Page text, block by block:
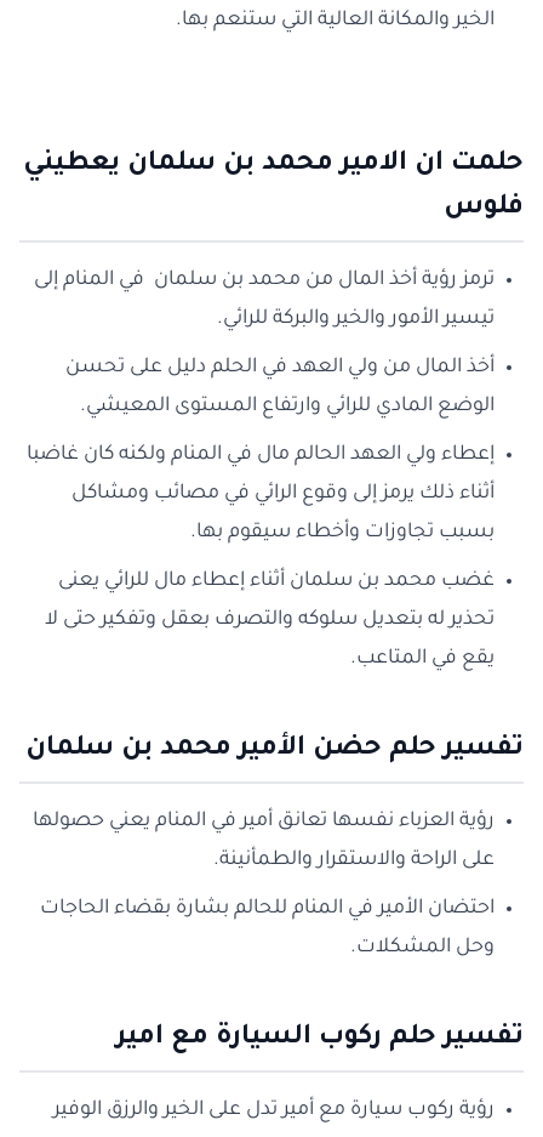
الخير والمكانة العالية التي ستنعم بها.
حلمت ان الامير محمد بن سلمان يعطيني
فلوس
ترمز رؤية أخذ المال من محمد بن سلمان في المنام إلى
تيسير الأمور والخير والبركة للرائي.
أخذ المال من ولي العهد في الحلم دليل على تحسن
الوضع المادي للرائي وارتفاع المستوى المعيشي.
إعطاء ولي العهد الحالم مال في المنام ولكنه كان غاضبا
أثناء ذلك يرمز إلى وقوع الرائي في مصائب ومشاكل
بسبب تجاوزات وأخطاء سيقوم بها.
غضب محمد بن سلمان أثناء إعطاء مال للرائي يعنى
تحذير له بتعديل سلوكه والتصرف بعقل وتفكير حتى لا
يقع في المتاعب.
تفسير حلم حضن الأمير محمد بن سلمان
رؤية العزباء نفسها تعانق أمير في المنام يعني حصولها
على الراحة والاستقرار والطمأنينة.
احتضان الأمير في المنام للحالم بشارة بقضاء الحاجات
وحل المشكلات.
تفسير حلم ركوب السيارة مع امير
رؤية ركوب سيارة مع أمير تدل على الخير والرزق الوفير